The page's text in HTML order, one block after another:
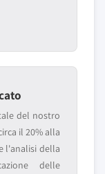
del nostro
il 20% alla
l'analisi della
delle